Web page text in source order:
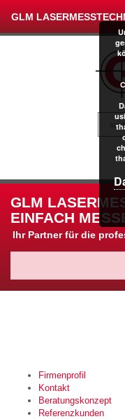
GLM
GLM
EINFACH
Ihr Partner für die
Firmenprofil
Kontakt
Beratungskonzept
Referenzkunden